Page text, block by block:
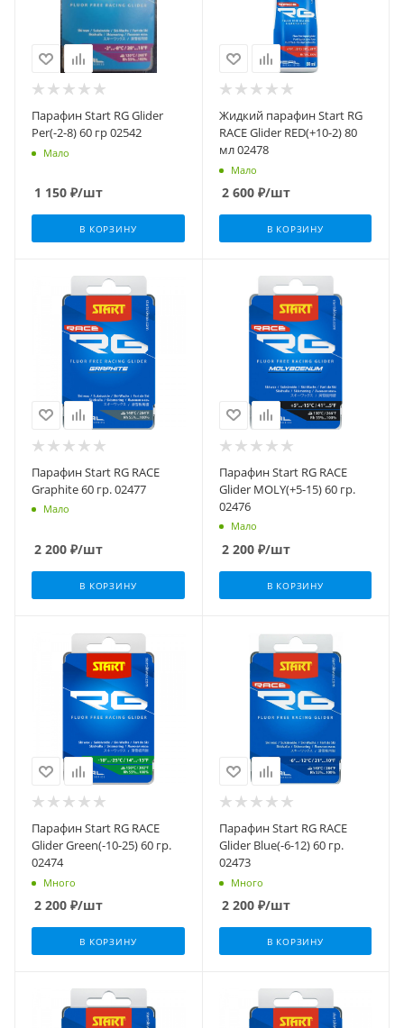
Парафин Start RG Glider
Per(-2-8) 60 гр 02542
Мало
1 150 ₽/шт
В КОРЗИНУ
Жидкий парафин Start RG
RACE Glider RED(+10-2) 80
мл 02478
Мало
2 600₽/шт
В КОРЗИНУ
Парафин Start RG RACE
Graphite 60 гр. 02477
Мало
2 200 ₽/шт
В КОРЗИНУ
Парафин Start RG RACE
Glider MOLY(+5-15) 60 гр.
02476
Мало
2 200₽/шт
В КОРЗИНУ
Парафин Start RG RACE
Glider Green(-10-25) 60 гр.
02474
Много
2 200 ₽/шт
В КОРЗИНУ
Парафин Start RG RACE
Glider Blue(-6-12) 60 гр.
02473
Много
2 200₽/шт
В КОРЗИНУ